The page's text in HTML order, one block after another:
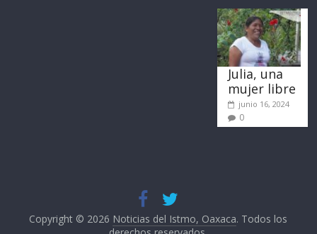
Julia, una
mujer libre
junio 16, 2024
0
Copyright © 2026 Noticias del Istmo, Oaxaca. Todos los